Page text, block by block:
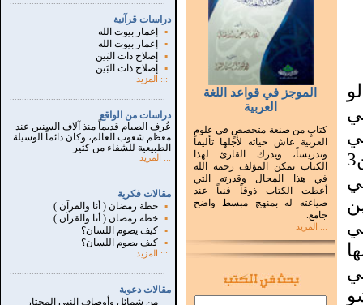
دراسات قرآنية
▪
إعمار بيوت الله
▪
إعمار بيوت الله
▪
إصلاح ذات البَين
▪
إصلاح ذات البَين
:::
المزيد
دراسات من الواقع
عُرف الصيام قديماً منذ آلاف السنين عند
معظم شعوب العالم، وكان دائماً الوسيلة
الطبيعية للشفاء من كثير
:::
المزيد
مقالات فكرية
▪
خطة رمضان ( أنا والقرآن )
▪
خطة رمضان ( أنا والقرآن )
▪
كيف يصوم اللسان؟
▪
كيف يصوم اللسان؟
:::
المزيد
مقالات دعوية
من شمائل وأوصاف النبي المختار
الموجز في قواعد اللغة
العربية
كتابٍ من صنعة متخصصٍ في علوم
العربية عاش حياته لأجلها تأليفاً
وتدريساً، ويدرك القارئ لهذا
الكتاب تمكن المؤلف رحمه الله
في هذا المجال وقدرته التي
أعطت الكتاب ذوقاً فنياً عند
صياغته له بمنهج مبسط واضح
جامع.
::: المزيد
عمرها 22 تقريبا أو23 المهم هي من3